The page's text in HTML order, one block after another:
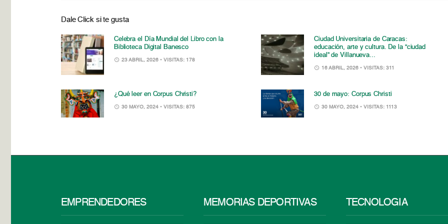
Dale Click si te gusta
Celebra el Día Mundial del Libro con la
Biblioteca Digital Banesco
23 ABRIL, 2026 • VISITAS: 178
Ciudad Universitaria de Caracas:
educación, arte y cultura. De la “ciudad
ideal” de Villanueva...
16 ABRIL, 2026 • VISITAS: 311
¿Qué leer en Corpus Christi?
30 MAYO, 2024 • VISITAS: 875
30 de mayo: Corpus Christi
30 MAYO, 2024 • VISITAS: 1113
EMPRENDEDORES MEMORIAS DEPORTIVAS TECNOLOGÍA